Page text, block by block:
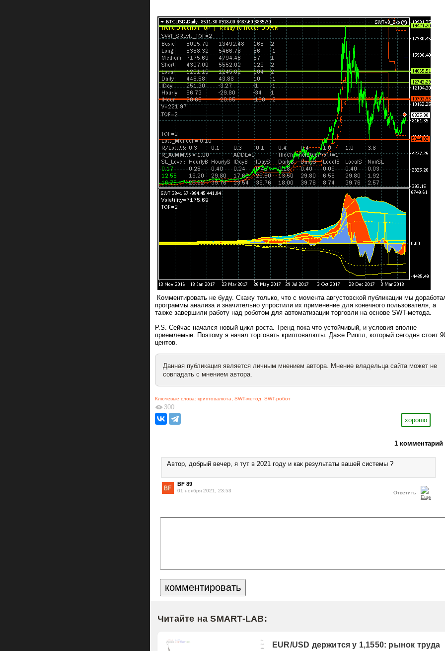
Комментировать не буду. Скажу только, что с момента августовской публикации мы
программы анализа и значительно упростили их применение для конечного пользователя, а
также завершили работу над роботом для автоматизации торговли на основе SWT-метода.
P.S. Сейчас начался новый цикл роста. Тренд пока что устойчивый, и условия вполне
приемлемые. Поэтому я начал торговать криптовалюты. Даже Риппл, который сегодня стоит
центов.
Данная публикация является личным мнением автора. Мнение владельца сайта может не
совпадать с мнением автора.
Ключевые слова: криптовалюта, SWT-метод, SWT-робот
300
хорошо
1 комментарий
Автор, добрый вечер, я тут в 2021 году и как результаты вашей системы ?
BF 89
01 ноября 2021, 23:53 Ответить
Читайте на SMART-LAB:
EUR/USD держится у 1,1550: рынок труда